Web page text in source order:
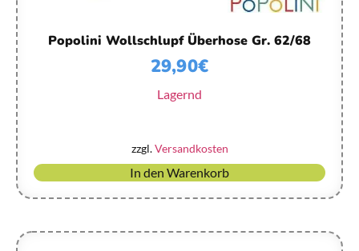
Popolini Wollschlupf Überhose Gr. 62/68
29,90€
Lagernd
zzgl.Versandkosten
In den Warenkorb